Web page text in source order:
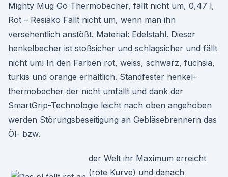
Mighty Mug Go Thermobecher, fällt nicht um, 0,47 l,
Rot – Resiako Fällt nicht um, wenn man ihn
versehentlich anstößt. Material: Edelstahl. Dieser
henkelbecher ist stoßsicher und schlagsicher und fällt
nicht um! In den Farben rot, weiss, schwarz, fuchsia,
türkis und orange erhältlich. Standfester henkel-
thermobecher der nicht umfällt und dank der
SmartGrip-Technologie leicht nach oben angehoben
werden Störungsbeseitigung an Gebläsebrennern das
Öl- bzw.
der Welt ihr Maximum erreicht
(rote Kurve) und danach